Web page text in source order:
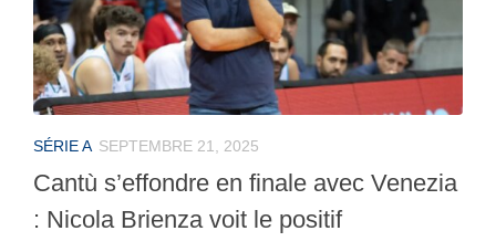
SÉRIE A SEPTEMBRE 21, 2025
Cantù s’effondre en finale avec Venezia
: Nicola Brienza voit le positif